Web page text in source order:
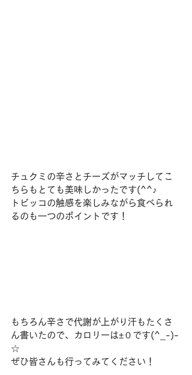
チュクミの辛さとチーズがマッチしてこ
ちらもとても美味しかったです(^^♪
トビッコの触感を楽しみながら食べられ
るのも一つのポイントです！
もちろん辛さで代謝が上がり汗もたくさ
ん書いたので、カロリーは±０です(^_-)-
☆
ぜひ皆さんも行ってみてください！